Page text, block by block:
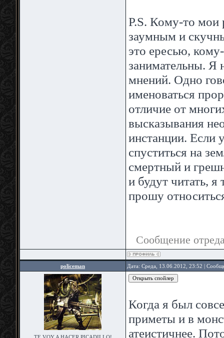
P.S. Кому-то мои
заумным и
это ересью,
занимательны. Я
мнений. Одно
именоваться
отличие от
высказывания
инстанции. Если
спуститься на
смертный и
и будут читать,
прошу
Сообщение
policeman Дата: Среда, 13.06.2012, 23:52 |
Когда я был
приметы и в
атеистичнее.